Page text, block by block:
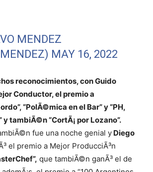
MENDEZ
MAY 16, 2022
reconocimientos, con Guido
Conductor, el premio a
“PolÃ©mica en el Bar” y “PH,
y tambiÃ©n “CortÃ¡ por Lozano”.
fue una noche genial y Diego
el premio a Mejor ProducciÃ³n
que tambiÃ©n ganÃ³ el de